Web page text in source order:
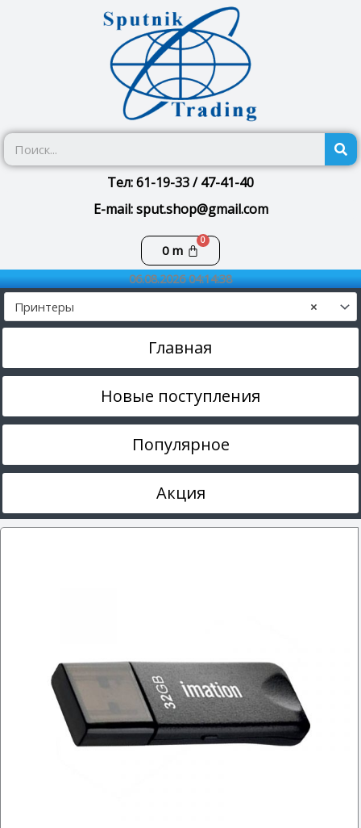
Тел: 61-19-33 / 47-41-40
E-mail: sput.shop@gmail.com
0m
Корзина
06.08.2026 04:14:38
×
Принтеры
Главная
Новые поступления
Популярное
Акция